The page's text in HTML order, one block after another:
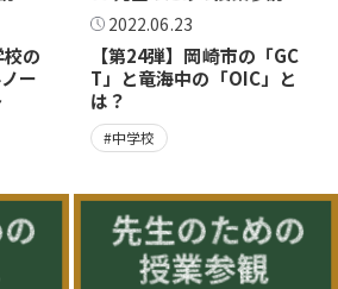
の
ー
2022.06.23
【第24弾】岡崎市の「GC
T」と竜海中の「OIC」と
は？
#中学校